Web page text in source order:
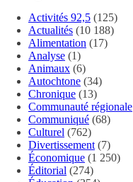
Activités 92,5 (125)
Actualités (10 188)
Alimentation (17)
Analyse (1)
Animaux (6)
Autochtone (34)
Chronique (13)
Communauté régionale
Communiqué (68)
Culturel (762)
Divertissement (7)
Économique (1 250)
Éditorial (274)